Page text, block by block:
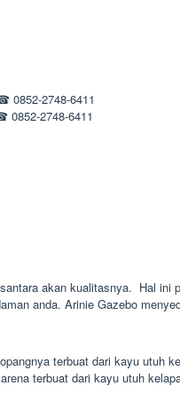
0852-2748-6411
akan kualitasnya. Hal
anda. Arinie Gazebo
terbuat dari kayu utuh
terbuat dari kayu utuh